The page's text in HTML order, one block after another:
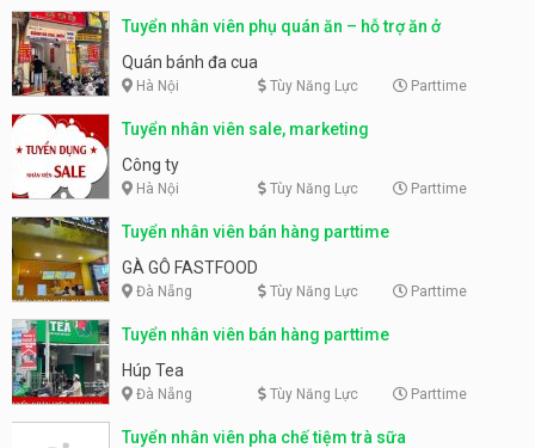
Tuyển nhân viên phụ quán ăn – hỗ trợ ăn ở
Quán bánh đa cua
Hà Nội Tùy Năng Lực Parttime
Tuyển nhân viên sale, marketing
Công ty
Hà Nội Tùy Năng Lực Parttime
Tuyển nhân viên bán hàng parttime
GÀ GÔ FASTFOOD
Đà Nẵng Tùy Năng Lực Parttime
Tuyển nhân viên bán hàng parttime
Húp Tea
Đà Nẵng Tùy Năng Lực Parttime
Tuyển nhân viên pha chế tiệm trà sữa